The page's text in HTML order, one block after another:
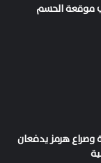
موقعة الحسم
وصراع هرمز يدفعان